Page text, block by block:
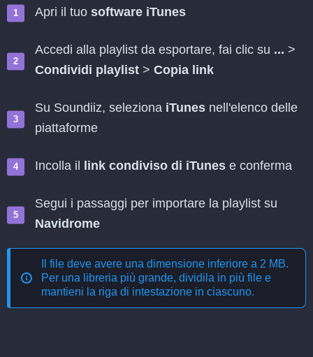
Apri il tuo software iTunes
Accedi alla playlist da esportare, fai clic su ... >
Condividi playlist > Copia link
Su Soundiiz, seleziona iTunes nell'elenco delle
piattaforme
Incolla il link condiviso di iTunes e conferma
Segui i passaggi per importare la playlist su
Navidrome
Il file deve avere una dimensione inferiore a 2 MB.
Per una libreria più grande, dividila in più file e
mantieni la riga di intestazione in ciascuno.